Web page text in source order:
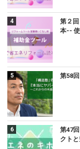
第２
本--
第58
第47
クト